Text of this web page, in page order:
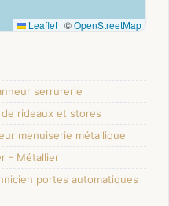
Leaflet | ©OpenStreetMap
serrurerie
de rideaux et stores
menuiserie métallique
- Métallier
portes automatiques